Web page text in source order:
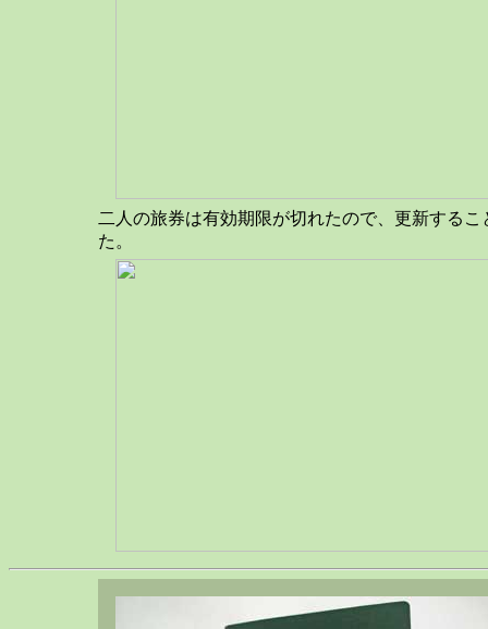
二人の旅券は有効期限が切れたので、更新するこ
た。